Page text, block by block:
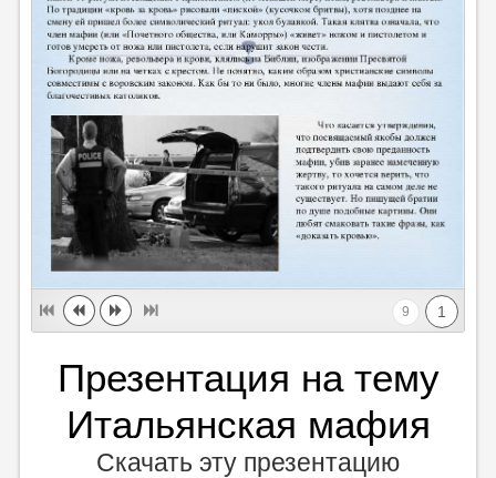
1
9
Презентация на тему
Итальянская мафия
Скачать эту презентацию